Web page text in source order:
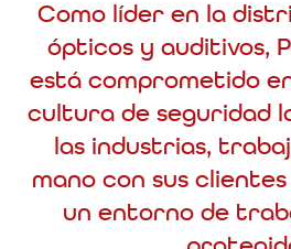
Como líder en la
ópticos y auditivos,
está comprometido
cultura de seguridad
las industrias,
mano con sus
un entorno de